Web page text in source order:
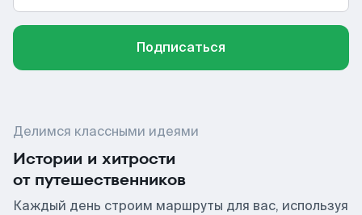
Подписаться
Делимся классными идеями
Истории и хитрости
от путешественников
Каждый день строим маршруты для вас, используя